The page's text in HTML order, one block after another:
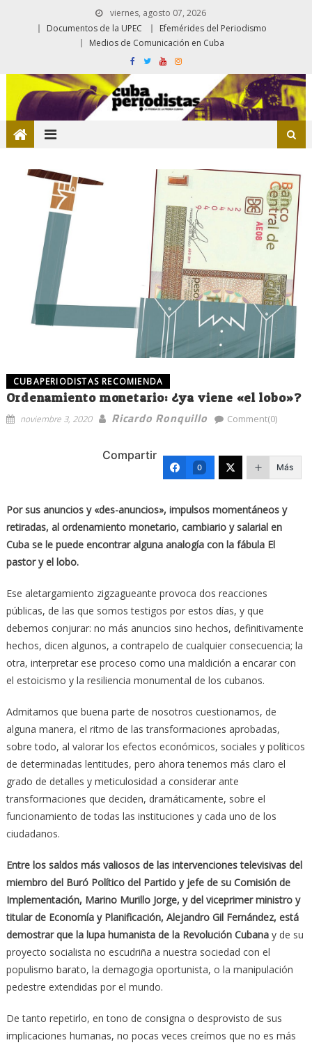
viernes, agosto 07, 2026
Documentos de la UPEC
Efemérides del Periodismo
Medios de Comunicación en Cuba
CUBAPERIODISTAS RECOMIENDA
Ordenamiento monetario: ¿ya viene «el lobo»?
noviembre 3, 2020 Ricardo Ronquillo Comment(0)
Compartir
0 Más
Por sus anuncios y «des-anuncios», impulsos momentáneos y
retiradas, al ordenamiento monetario, cambiario y salarial en
Cuba se le puede encontrar alguna analogía con la fábula El
pastor y el lobo.
Ese aletargamiento zigzagueante provoca dos reacciones
públicas, de las que somos testigos por estos días, y que
debemos conjurar: no más anuncios sino hechos, definitivamente
hechos, dicen algunos, a contrapelo de cualquier consecuencia; la
otra, interpretar ese proceso como una maldición a encarar con
el estoicismo y la resiliencia monumental de los cubanos.
Admitamos que buena parte de nosotros cuestionamos, de
alguna manera, el ritmo de las transformaciones aprobadas,
sobre todo, al valorar los efectos económicos, sociales y políticos
de determinadas lentitudes, pero ahora tenemos más claro el
grado de detalles y meticulosidad a considerar ante
transformaciones que deciden, dramáticamente, sobre el
funcionamiento de todas las instituciones y cada uno de los
ciudadanos.
Entre los saldos más valiosos de las intervenciones televisivas del
miembro del Buró Político del Partido y jefe de su Comisión de
Implementación, Marino Murillo Jorge, y del viceprimer ministro y
titular de Economía y Planificación, Alejandro Gil Fernández, está
demostrar que la lupa humanista de la Revolución Cubanay de su
proyecto socialista no escudriña a nuestra sociedad con el
populismo barato, la demagogia oportunista, o la manipulación
pedestre extendidas por el mundo.
De tanto repetirlo, en tono de consigna o desprovisto de sus
implicaciones humanas, no pocas veces creímos que no es más